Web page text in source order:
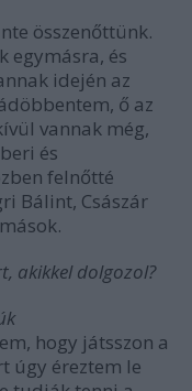
összenőttünk.
egymásra, és
idején az
ő az
vannak még,
és
felnőtté
Bálint, Császár
akikkel dolgozol?
hogy játsszon a
úgy éreztem le